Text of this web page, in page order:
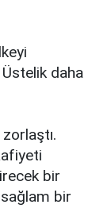
Üstelik daha
bir
sağlam bir